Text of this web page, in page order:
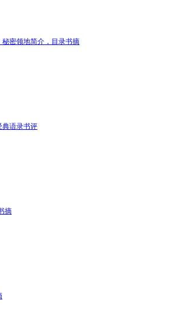
密领地简介，目录书摘
典语录书评
摘